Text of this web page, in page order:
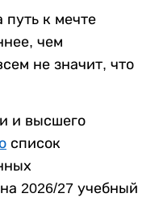
путь к мечте
чем
не значит, что
и высшего
список
2026/27 учебный